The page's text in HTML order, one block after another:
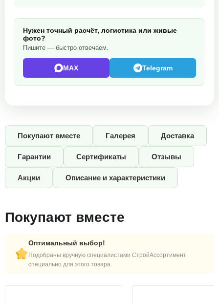
Нужен точный расчёт, логистика или живые
фото?
Пишите — быстро отвечаем.
MAX Telegram
Покупают вместе Галерея Доставка
Гарантии Сертификаты Отзывы
Акции Описание и характеристики
Покупают вместе
Оптимальный выбор!
Подобраны вручную специалистами СтройАссортимент
специально для этого товара.